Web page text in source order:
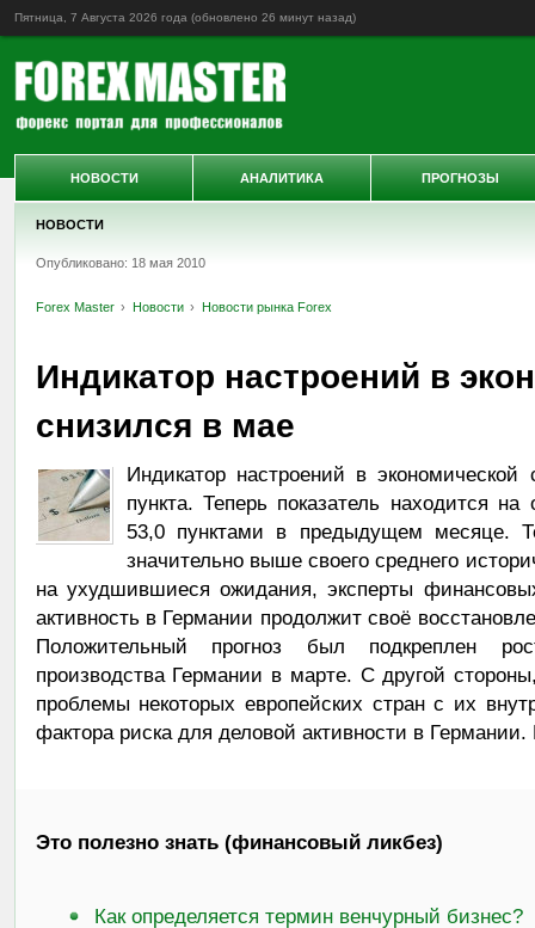
Пятница, 7 Августа 2026 года (обновлено 26 минут назад)
НОВОСТИ
Опубликовано: 18 мая 2010
Forex Master Новости Новости рынка Forex
Индикатор настроений в
снизился в мае
Индикатор настроений в
пункта. Теперь показатель находится
53,0 пунктами в предыдущем месяце.
значительно выше своего среднего
на ухудшившиеся ожидания, эксперты
активность в Германии продолжит своё
Положительный прогноз был подкреплен
производства Германии в марте. С другой
проблемы некоторых европейских стран с их
фактора риска для деловой активности в Германии.
Это полезно знать (финансовый ликбез)
Как определяется термин венчурный бизнес?
НОВОСТИ АНАЛИТИКА ПРОГНОЗЫ